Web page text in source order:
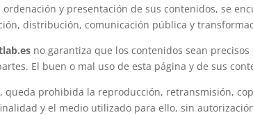
ordenación y presentación de sus contenidos, se
distribución, comunicación pública y
no garantiza que los contenidos sean
El buen o mal uso de esta página y de sus
queda prohibida la reproducción, retransmisión,
y el medio utilizado para ello, sin